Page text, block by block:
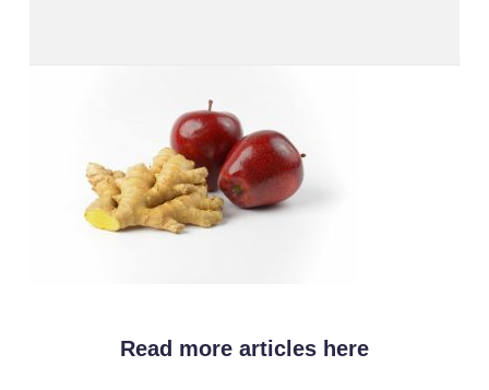
Read more articles here